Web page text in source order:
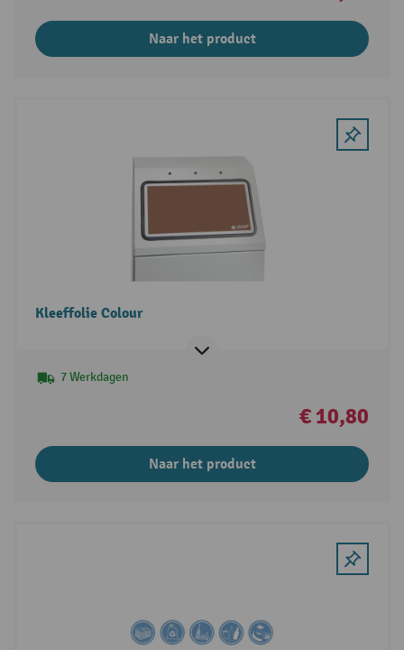
Naar het product
Kleeffolie Colour
7 Werkdagen
€ 10,80
Naar het product